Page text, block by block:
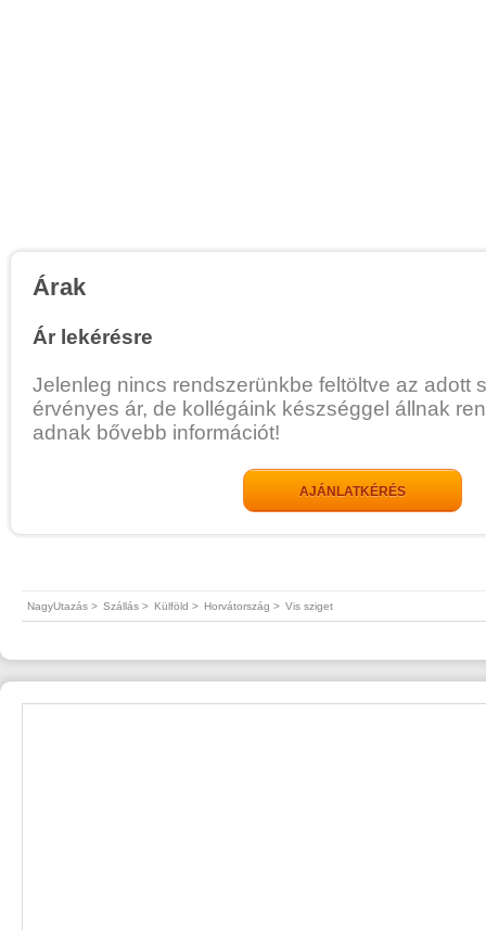
Árak
Ár lekérésre
Jelenleg nincs rendszerünkbe feltöltve az adott
érvényes ár, de kollégáink készséggel állnak
adnak bővebb információt!
AJÁNLATKÉRÉS
NagyUtazás > Szállás > Külföld > Horvátország > Vis sziget